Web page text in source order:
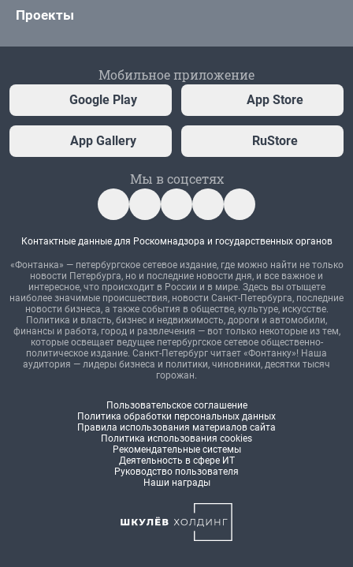
Проекты
Мобильное приложение
Google Play App Store
App Gallery RuStore
Мы в соцсетях
Контактные данные для Роскомнадзора и государственных органов
«Фонтанка» — петербургское сетевое издание, где можно найти не только
новости Петербурга, но и последние новости дня, и все важное и
интересное, что происходит в России и в мире. Здесь вы отыщете
наиболее значимые происшествия, новости Санкт-Петербурга, последние
новости бизнеса, а также события в обществе, культуре, искусстве.
Политика и власть, бизнес и недвижимость, дороги и автомобили,
финансы и работа, город и развлечения — вот только некоторые из тем,
которые освещает ведущее петербургское сетевое общественно-
политическое издание. Санкт-Петербург читает «Фонтанку»! Наша
аудитория — лидеры бизнеса и политики, чиновники, десятки тысяч
горожан.
Пользовательское соглашение
Политика обработки персональных данных
Правила использования материалов сайта
Политика использования cookies
Рекомендательные системы
Деятельность в сфере ИТ
Руководство пользователя
Наши награды